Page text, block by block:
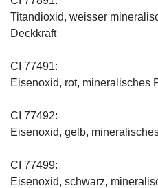
Titandioxid, weisser
Deckkraft
CI 77491:
Eisenoxid, rot, mineralisches
CI 77492:
Eisenoxid, gelb,
CI 77499:
Eisenoxid, schwarz,